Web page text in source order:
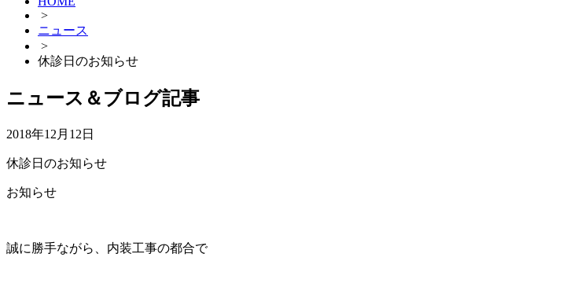
>
ニュース
>
休診日のお知らせ
ニュース＆ブログ記事
2018年12月12日
休診日のお知らせ
お知らせ
誠に勝手ながら、内装工事の都合で